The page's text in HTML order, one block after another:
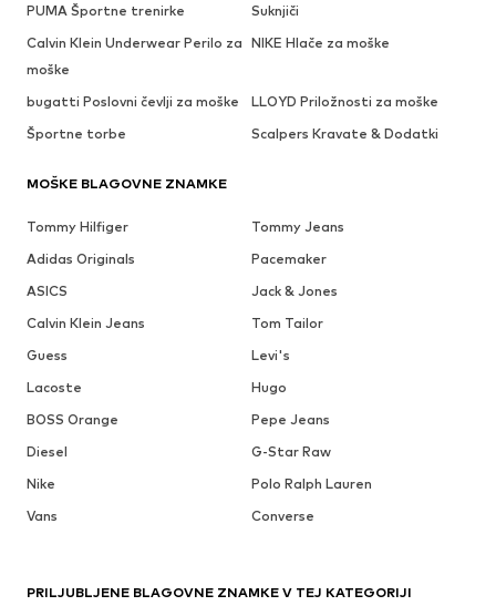
PUMA Športne trenirke
Suknjiči
Calvin Klein Underwear Perilo za
moške
NIKE Hlače za moške
bugatti Poslovni čevlji za moške
LLOYD Priložnosti za moške
Športne torbe
Scalpers Kravate & Dodatki
MOŠKE BLAGOVNE ZNAMKE
Tommy Hilfiger
Tommy Jeans
Adidas Originals
Pacemaker
ASICS
Jack & Jones
Calvin Klein Jeans
Tom Tailor
Guess
Levi's
Lacoste
Hugo
BOSS Orange
Pepe Jeans
Diesel
G-Star Raw
Nike
Polo Ralph Lauren
Vans
Converse
PRILJUBLJENE BLAGOVNE ZNAMKE V TEJ KATEGORIJI